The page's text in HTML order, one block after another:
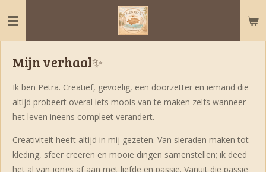
direct
naar
de
hoofdinhoud
Mijn verhaal✨️
Ik ben Petra. Creatief, gevoelig, een doorzetter en iemand die
altijd probeert overal iets moois van te maken zelfs wanneer
het leven ineens compleet verandert.
Creativiteit heeft altijd in mij gezeten. Van sieraden maken tot
kleding, sfeer creëren en mooie dingen samenstellen; ik deed
het al van jongs af aan met liefde en passie. Vanuit die passie